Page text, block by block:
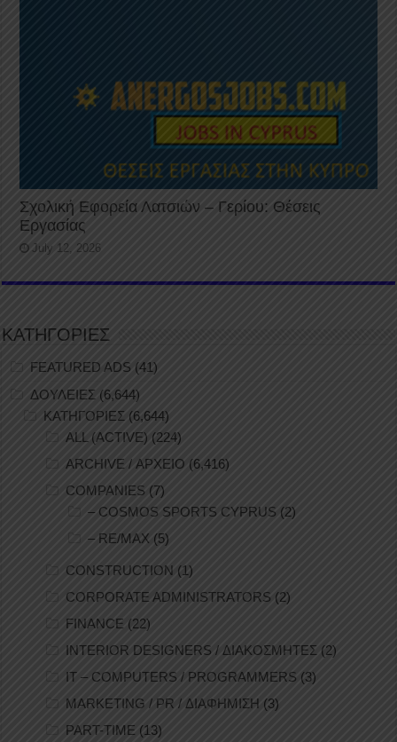
Σχολική Εφορεία Λατσιών – Γερίου: Θέσεις
Εργασίας
July 12, 2026
ΚΑΤΗΓΟΡΙΕΣ
FEATURED ADS (41)
ΔΟΥΛΕΙΕΣ (6,644)
ΚΑΤΗΓΟΡΙΕΣ (6,644)
ALL (ACTIVE) (224)
ARCHIVE / ΑΡΧΕΙΟ (6,416)
COMPANIES (7)
– COSMOS SPORTS CYPRUS (2)
– RE/MAX (5)
CONSTRUCTION (1)
CORPORATE ADMINISTRATORS (2)
FINANCE (22)
INTERIOR DESIGNERS / ΔΙΑΚΟΣΜΗΤΕΣ (2)
IT – COMPUTERS / PROGRAMMERS (3)
MARKETING / PR / ΔΙΑΦΗΜΙΣΗ (3)
PART-TIME (13)